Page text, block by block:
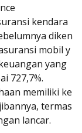
kendara
diken
mobil y
yang
727,7%.
memiliki ke
termas
lancar.